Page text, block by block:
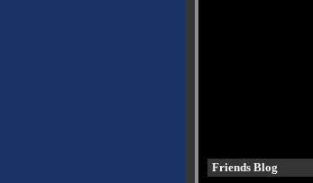
สมาทานสูตร
18.3 พระสู
สมาทานสูต
17.12 พระสู
Friends Blog